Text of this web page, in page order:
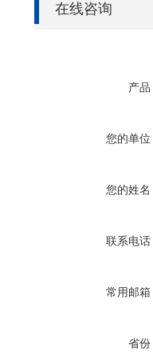
在线咨询
产品
您的单位
您的姓名
联系电话
常用邮箱
省份